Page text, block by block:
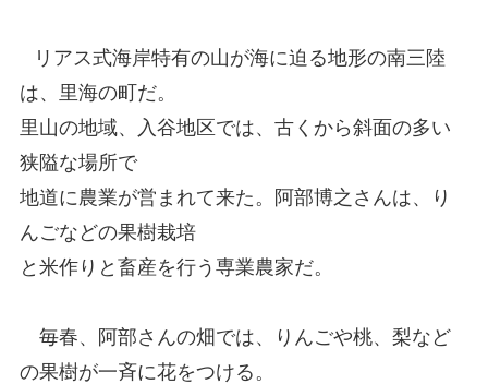
リアス式海岸特有の山が海に迫る地形の南三陸
は、里海の町だ。
里山の地域、入谷地区では、古くから斜面の多い
狭隘な場所で
地道に農業が営まれて来た。阿部博之さんは、り
んごなどの果樹栽培
と米作りと畜産を行う専業農家だ。
毎春、阿部さんの畑では、りんごや桃、梨など
の果樹が一斉に花をつける。